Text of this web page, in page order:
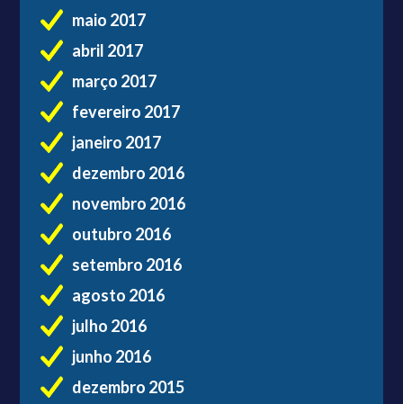
maio 2017
abril 2017
março 2017
fevereiro 2017
janeiro 2017
dezembro 2016
novembro 2016
outubro 2016
setembro 2016
agosto 2016
julho 2016
junho 2016
dezembro 2015